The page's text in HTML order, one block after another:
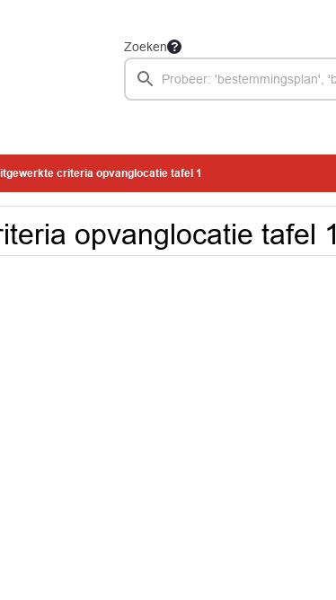
Zoeken
criteria opvanglocatie tafel 1
opvanglocatie tafel 1